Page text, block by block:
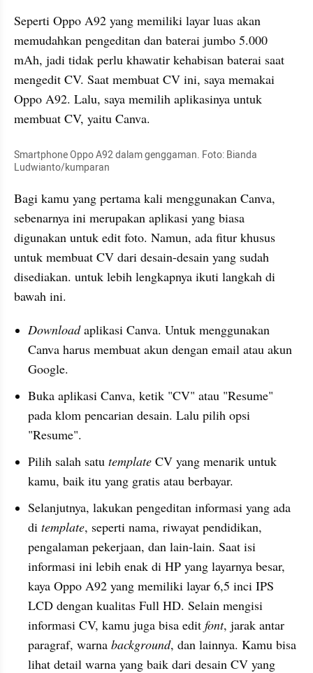
Seperti Oppo A92 yang memiliki layar luas akan
memudahkan pengeditan dan baterai jumbo 5.000
mAh, jadi tidak perlu khawatir kehabisan baterai saat
mengedit CV. Saat membuat CV ini, saya memakai
Oppo A92. Lalu, saya memilih aplikasinya untuk
membuat CV, yaitu Canva.
Smartphone Oppo A92 dalam genggaman. Foto: Bianda
Ludwianto/kumparan
Bagi kamu yang pertama kali menggunakan Canva,
sebenarnya ini merupakan aplikasi yang biasa
digunakan untuk edit foto. Namun, ada fitur khusus
untuk membuat CV dari desain-desain yang sudah
disediakan. untuk lebih lengkapnya ikuti langkah di
bawah ini.
Download aplikasi Canva
Canva harus membuat akun dengan email atau akun
Google.
Buka aplikasi Canva, ketik "CV" atau "Resume"
pada klom pencarian desain. Lalu pilih opsi
"Resume".
Pilih salah satu template CV yang menarik untuk
kamu, baik itu yang gratis atau berbayar.
Selanjutnya, lakukan pengeditan informasi yang ada
di template, seperti nama, riwayat pendidikan,
pengalaman pekerjaan, dan lain-lain. Saat isi
informasi ini lebih enak di HP yang layarnya besar,
kaya Oppo A92 yang memiliki layar 6,5 inci IPS
LCD dengan kualitas Full HD. Selain mengisi
informasi CV, kamu juga bisa edit font, jarak antar
paragraf, warna background, dan lainnya. Kamu bisa
lihat detail warna yang baik dari desain CV yang